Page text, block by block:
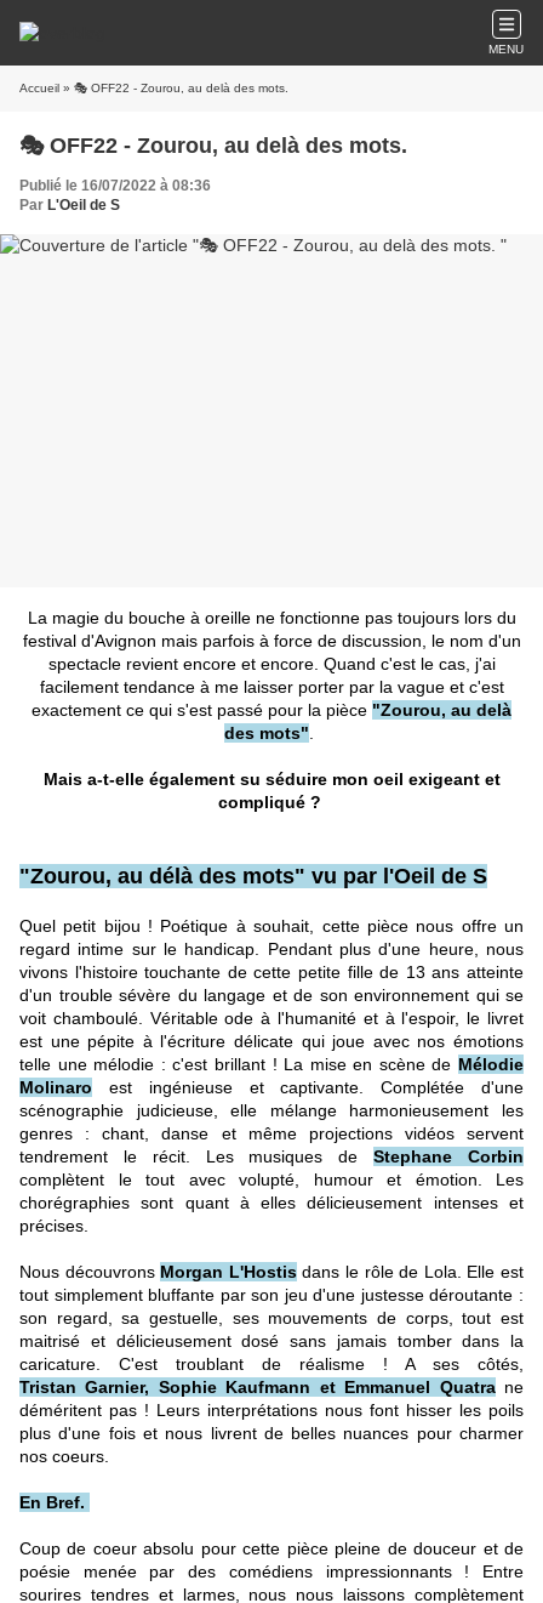
MENU
Accueil » 🎭 OFF22 - Zourou, au delà des mots.
🎭 OFF22 - Zourou, au delà des mots.
Publié le 16/07/2022 à 08:36
Par L'Oeil de S
La magie du bouche à oreille ne fonctionne pas toujours lors du
festival d'Avignon mais parfois à force de discussion, le nom d'un
spectacle revient encore et encore. Quand c'est le cas, j'ai
facilement tendance à me laisser porter par la vague et c'est
exactement ce qui s'est passé pour la pièce "Zourou, au delà
des mots"
Mais a-t-elle également su séduire mon oeil exigeant et
compliqué ?
"Zourou, au délà des mots" vu par l'Oeil de S
Quel petit bijou ! Poétique à souhait, cette pièce nous offre un
regard intime sur le handicap. Pendant plus d'une heure, nous
vivons l'histoire touchante de cette petite fille de 13 ans atteinte
d'un trouble sévère du langage et de son environnement qui se
voit chamboulé. Véritable ode à l'humanité et à l'espoir, le livret
est une pépite à l'écriture délicate qui joue avec nos émotions
telle une mélodie : c'est brillant ! La mise en scène de Mélodie
Molinaro est ingénieuse et captivante. Complétée d'une
scénographie judicieuse, elle mélange harmonieusement les
genres : chant, danse et même projections vidéos servent
tendrement le récit. Les musiques deStephane Corbin
complètent le tout avec volupté, humour et émotion. Les
chorégraphies sont quant à elles délicieusement intenses et
précises.
Nous découvrons Morgan L'Hostisdans le rôle de Lola. Elle est
tout simplement bluffante par son jeu d'une justesse déroutante :
son regard, sa gestuelle, ses mouvements de corps, tout est
maitrisé et délicieusement dosé sans jamais tomber dans la
caricature. C'est troublant de réalisme ! A ses côtés,
Tristan Garnier, Sophie Kaufmann et Emmanuel Quatrane
déméritent pas ! Leurs interprétations nous font hisser les poils
plus d'une fois et nous livrent de belles nuances pour charmer
nos coeurs.
En Bref.
Coup de coeur absolu pour cette pièce pleine de douceur et de
poésie menée par des comédiens impressionnants ! Entre
sourires tendres et larmes, nous nous laissons complètement